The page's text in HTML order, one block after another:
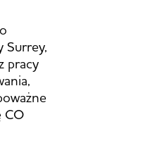
Surrey,
pracy
CO